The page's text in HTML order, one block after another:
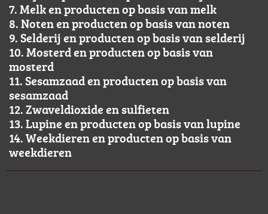
7. Melk en producten op basis van melk
8. Noten en producten op basis van noten
9. Selderij en producten op basis van selderij
10. Mosterd en producten op basis van
mosterd
11. Sesamzaad en producten op basis van
sesamzaad
12. Zwaveldioxide en sulfieten
13. Lupine en producten op basis van lupine
14. Weekdieren en producten op basis van
weekdieren